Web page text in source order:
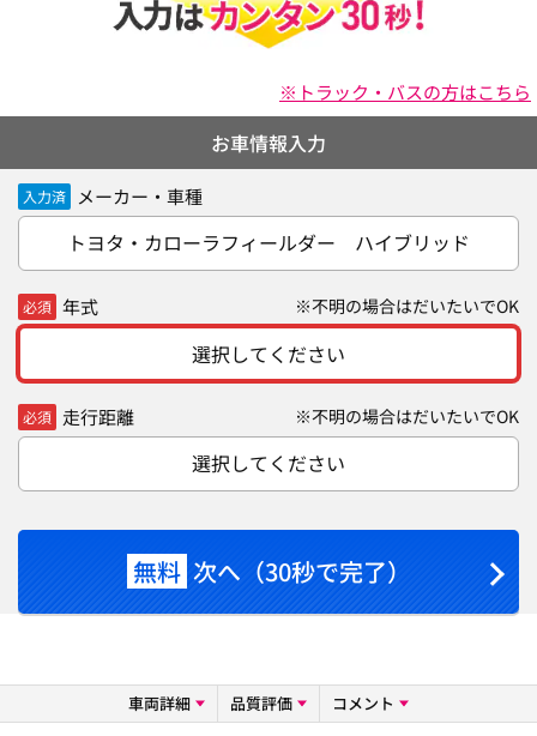
※トラック・バスの方はこちら
お車情報入力
入力済 メーカー・車種
トヨタ・カローラフィールダー ハイブリッド
必須 年式 ※不明の場合はだいたいでOK
選択してください
必須 走行距離 ※不明の場合はだいたいでOK
選択してください
無料 次へ（30秒で完了）
車両詳細 品質評価 コメント